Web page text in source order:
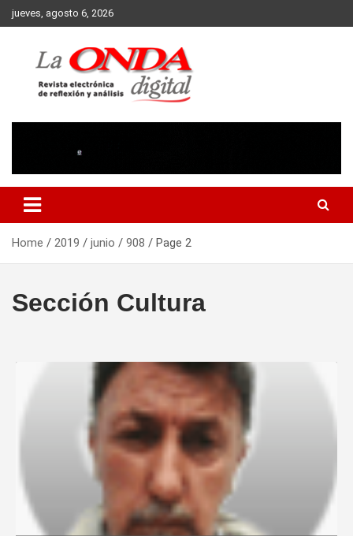
Skip
to
jueves, agosto 6, 2026
Home 2019 junio 908 Page 2